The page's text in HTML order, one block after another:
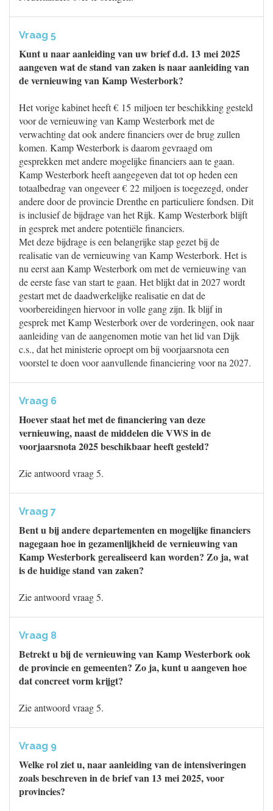
Vraag 5
Kunt u naar aanleiding van uw brief d.d. 13 mei 2025
aangeven wat de stand van zaken is naar aanleiding van
de vernieuwing van Kamp Westerbork?
Het vorige kabinet heeft € 15 miljoen ter beschikking gesteld
voor de vernieuwing van Kamp Westerbork met de
verwachting dat ook andere financiers over de brug zullen
komen. Kamp Westerbork is daarom gevraagd om
gesprekken met andere mogelijke financiers aan te gaan.
Kamp Westerbork heeft aangegeven dat tot op heden een
totaalbedrag van ongeveer € 22 miljoen is toegezegd, onder
andere door de provincie Drenthe en particuliere fondsen. Dit
is inclusief de bijdrage van het Rijk. Kamp Westerbork blijft
in gesprek met andere potentiële financiers.
Met deze bijdrage is een belangrijke stap gezet bij de
realisatie van de vernieuwing van Kamp Westerbork. Het is
nu eerst aan Kamp Westerbork om met de vernieuwing van
de eerste fase van start te gaan. Het blijkt dat in 2027 wordt
gestart met de daadwerkelijke realisatie en dat de
voorbereidingen hiervoor in volle gang zijn. Ik blijf in
gesprek met Kamp Westerbork over de vorderingen, ook naar
aanleiding van de aangenomen motie van het lid van Dijk
c.s., dat het ministerie oproept om bij voorjaarsnota een
voorstel te doen voor aanvullende financiering voor na 2027.
Vraag 6
Hoever staat het met de financiering van deze
vernieuwing, naast de middelen die VWS in de
voorjaarsnota 2025 beschikbaar heeft gesteld?
Zie antwoord vraag 5.
Vraag 7
Bent u bij andere departementen en mogelijke financiers
nagegaan hoe in gezamenlijkheid de vernieuwing van
Kamp Westerbork gerealiseerd kan worden? Zo ja, wat
is de huidige stand van zaken?
Zie antwoord vraag 5.
Vraag 8
Betrekt u bij de vernieuwing van Kamp Westerbork ook
de provincie en gemeenten? Zo ja, kunt u aangeven hoe
dat concreet vorm krijgt?
Zie antwoord vraag 5.
Vraag 9
Welke rol ziet u, naar aanleiding van de intensiveringen
zoals beschreven in de brief van 13 mei 2025, voor
provincies?